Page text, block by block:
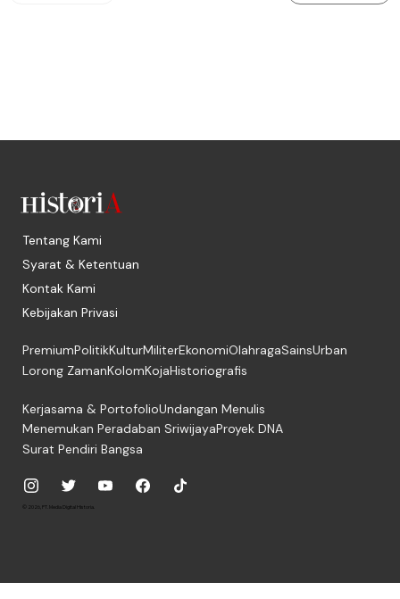
Tentang Kami
Syarat & Ketentuan
Kontak Kami
Kebijakan Privasi
PremiumPolitikKulturMiliterEkonomiOlahragaSainsUrban
Lorong ZamanKolomKojaHistoriografis
Kerjasama & PortofolioUndangan Menulis
Menemukan Peradaban SriwijayaProyek DNA
Surat Pendiri Bangsa
© 2026, PT. Media Digital Historia.